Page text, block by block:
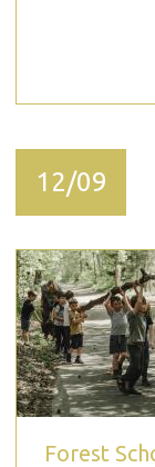
12/09
Forest